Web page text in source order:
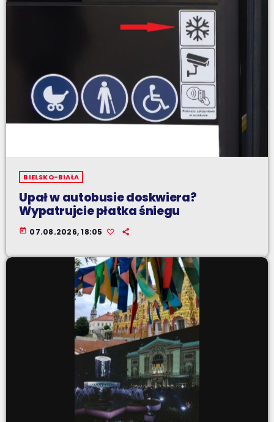
BIELSKO-BIAŁA
Upał w autobusie doskwiera?
Wypatrujcie płatka śniegu
today 07.08.2026, 18:05